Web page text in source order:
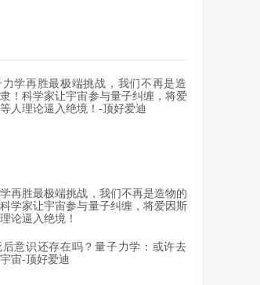
我们居然借助了天文学方法，通过
再胜最极端挑战，我们不再是造物的
学家让宇宙参与量子纠缠，将爱因斯
论逼入绝境！